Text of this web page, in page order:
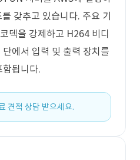
갖추고 있습니다. 주요 기
덱을 강제하고 H264 비디
에서 입력 및 출력 장치를
함됩니다.
견적 상담 받으세요.